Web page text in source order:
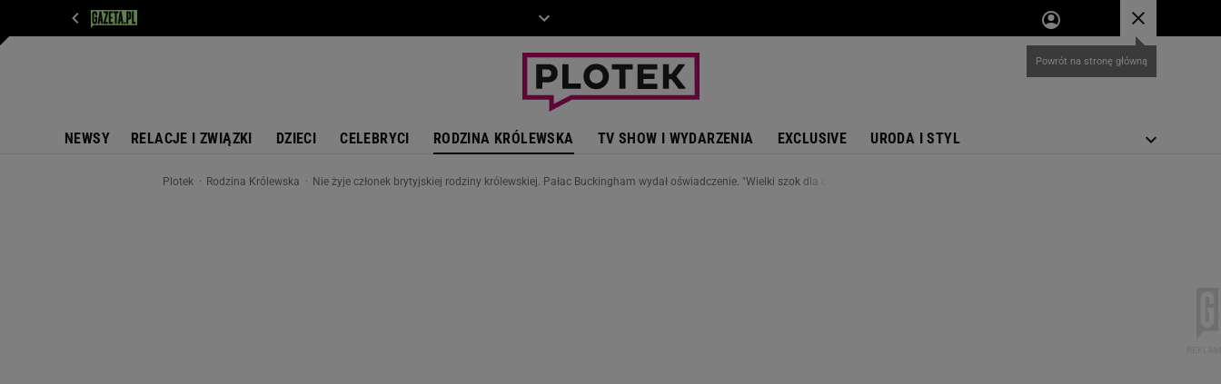
NEWSY RELACJE I ZWIĄZKI DZIECI CELEBRYCI RODZINA KRÓLEWSKA TV SHOW I WYDARZENIA EXCLUSIVE URODA I STYL
Plotek Rodzina Królewska Nie żyje członek brytyjskiej rodziny królewskiej. Pałac Buckingham wydał oświadczenie. "Wielki szok dla całej rodziny"